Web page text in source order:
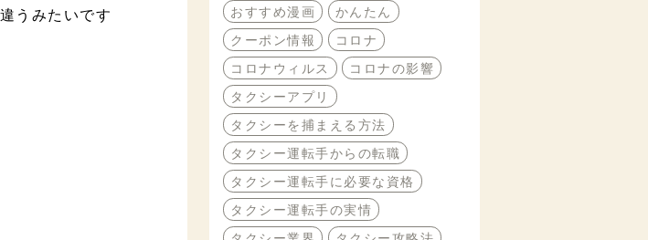
うみたいです
おすすめ漫画
かんたん
クーポン情報
コロナ
コロナウィルス
コロナの影響
タクシーアプリ
タクシーを捕まえる方法
タクシー運転手からの転職
タクシー運転手に必要な資格
タクシー運転手の実情